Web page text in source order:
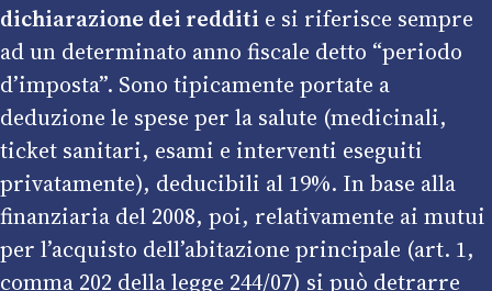
dichiarazione dei redditi e si riferisce sempre
ad un determinato anno fiscale detto “periodo
d’imposta”. Sono tipicamente portate a
deduzione le spese per la salute (medicinali,
ticket sanitari, esami e interventi eseguiti
privatamente), deducibili al 19%. In base alla
finanziaria del 2008, poi, relativamente ai mutui
per l’acquisto dell’abitazione principale (art. 1,
comma 202 della legge 244/07) si può detrarre